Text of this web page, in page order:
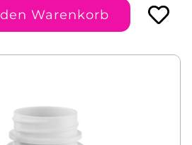
Warenkorb